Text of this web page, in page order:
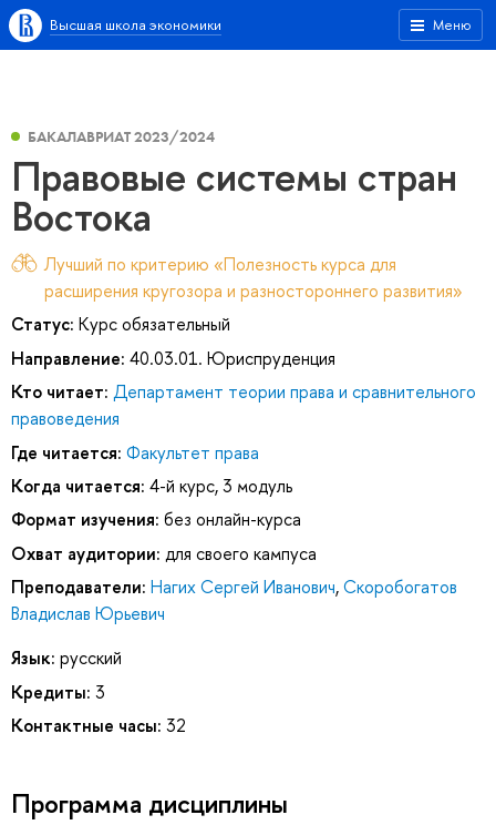
Меню
Высшая школа экономики
БАКАЛАВРИАТ 2023/2024
Правовые системы стран
Востока
Лучший по критерию «Полезность курса для
расширения кругозора и разностороннего развития»
Статус: Курс обязательный
Направление: 40.03.01. Юриспруденция
Кто читает: Департамент теории права и сравнительного
правоведения
Где читается: Факультет права
Когда читается: 4-й курс, 3 модуль
Формат изучения: без онлайн-курса
Охват аудитории: для своего кампуса
Преподаватели: Нагих Сергей Иванович,Скоробогатов
Владислав Юрьевич
Язык: русский
Кредиты: 3
Контактные часы: 32
Программа дисциплины